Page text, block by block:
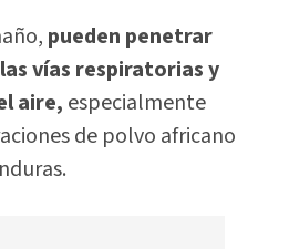
pueden penetrar
vías respiratorias y
aire, especialmente
de polvo africano